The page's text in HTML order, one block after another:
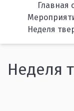
Главная
Неделя
Неделя